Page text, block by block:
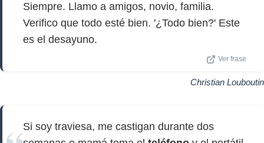
Siempre. Llamo a amigos, novio, familia.
Verifico que todo esté bien. '¿Todo bien?' Este
es el desayuno.
Ver frase
Christian Louboutin
Si soy traviesa, me castigan durante dos